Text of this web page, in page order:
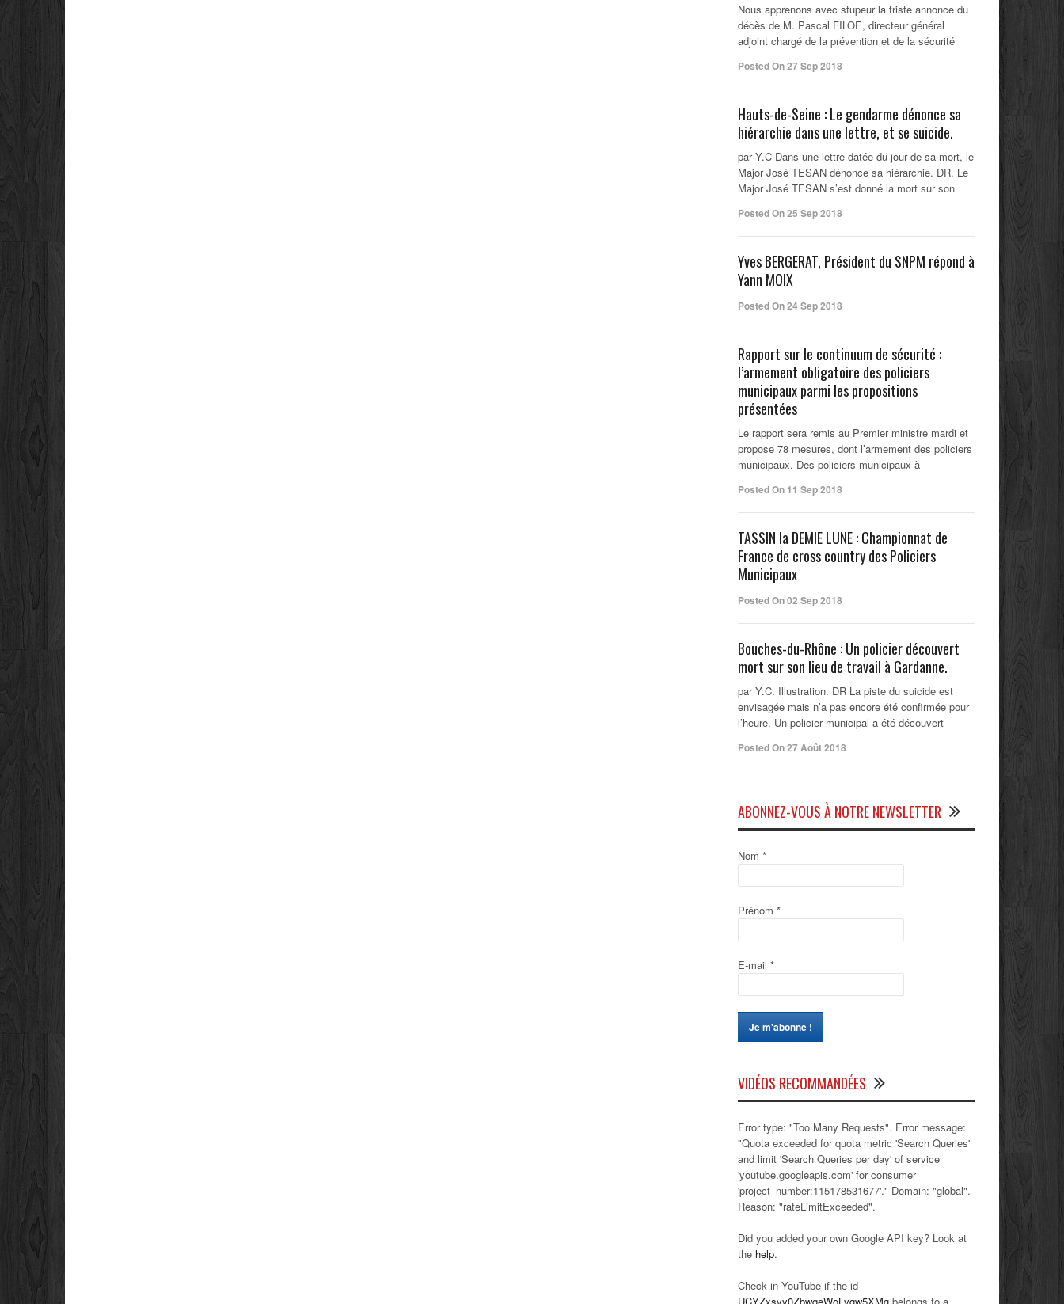
Nous apprenons avec stupeur la triste annonce du
décès de M. Pascal FILOE, directeur général
adjoint chargé de la prévention et de la sécurité
Posted On 27 Sep 2018
Hauts-de-Seine : Le gendarme dénonce sa
hiérarchie dans une lettre, et se suicide.
par Y.C Dans une lettre datée du jour de sa mort, le
Major José TESAN dénonce sa hiérarchie. DR. Le
Major José TESAN s’est donné la mort sur son
Posted On 25 Sep 2018
Yves BERGERAT, Président du SNPM répond à
Yann MOIX
Posted On 24 Sep 2018
Rapport sur le continuum de sécurité :
l’armement obligatoire des policiers
municipaux parmi les propositions
présentées
Le rapport sera remis au Premier ministre mardi et
propose 78 mesures, dont l’armement des policiers
municipaux. Des policiers municipaux à
Posted On 11 Sep 2018
TASSIN la DEMIE LUNE : Championnat de
France de cross country des Policiers
Municipaux
Posted On 02 Sep 2018
Bouches-du-Rhône : Un policier découvert
mort sur son lieu de travail à Gardanne.
par Y.C. Illustration. DR La piste du suicide est
envisagée mais n’a pas encore été confirmée pour
l’heure. Un policier municipal a été découvert
Posted On 27 Août 2018
ABONNEZ-VOUS À NOTRE NEWSLETTER
Nom *
Prénom *
E-mail *
VIDÉOS RECOMMANDÉES
Error type: "Too Many Requests". Error message:
"Quota exceeded for quota metric 'Search Queries'
and limit 'Search Queries per day' of service
'youtube.googleapis.com' for consumer
'project_number:115178531677'." Domain: "global".
Reason: "rateLimitExceeded".
Did you added your own Google API key? Look at
the help.
Check in YouTube if the id
UCYZxsvv0ZbwqeWoLvqw5XMg belongs to a